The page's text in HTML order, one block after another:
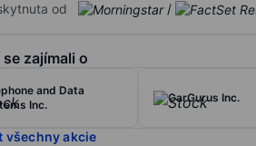
od /
zajímali o
and Data
Inc.
CarGurus Inc.
všechny akcie